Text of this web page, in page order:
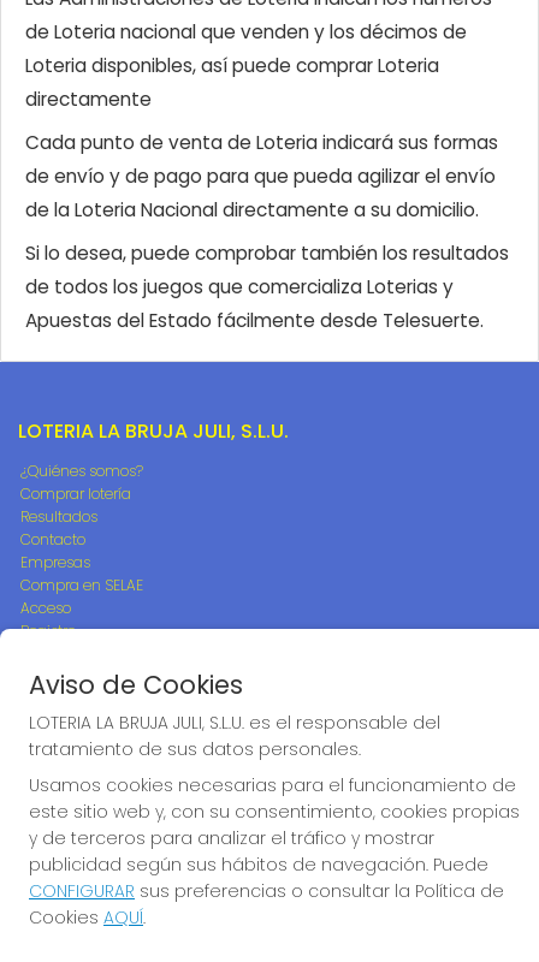
de Loteria nacional que venden y los décimos de
Loteria disponibles, así puede comprar Loteria
directamente
Cada punto de venta de Loteria indicará sus formas
de envío y de pago para que pueda agilizar el envío
de la Loteria Nacional directamente a su domicilio.
Si lo desea, puede comprobar también los resultados
de todos los juegos que comercializa Loterias y
Apuestas del Estado fácilmente desde Telesuerte.
LOTERIA LA BRUJA JULI, S.L.U.
¿Quiénes somos?
Comprar lotería
Resultados
Contacto
Empresas
Compra en SELAE
Acceso
Registro
REDES SOCIALES
CONTACTO
ADMON DE LOTERIAS 242 de MADRID - LA BRUJA JULI -
RECEPTOR OFICIAL Nº95705
info@loterialabrujajuli.es
Aviso de Cookies
LOTERIA LA BRUJA JULI, S.L.U. es el responsable del
tratamiento de sus datos personales.
Usamos cookies necesarias para el funcionamiento de
este sitio web y, con su consentimiento, cookies propias
y de terceros para analizar el tráfico y mostrar
publicidad según sus hábitos de navegación. Puede
CONFIGURAR sus preferencias o consultar la Política de
Cookies AQUÍ.